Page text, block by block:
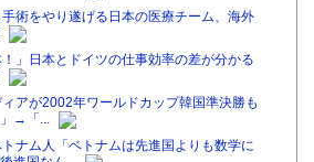
術をやり遂げる日本の医療チーム、海外
」日本とドイツの仕事効率の差が分かる
アが2002年ワールドカップ韓国準決勝も
」→「...
トナム人「ベトナムは先進国よりも数学に